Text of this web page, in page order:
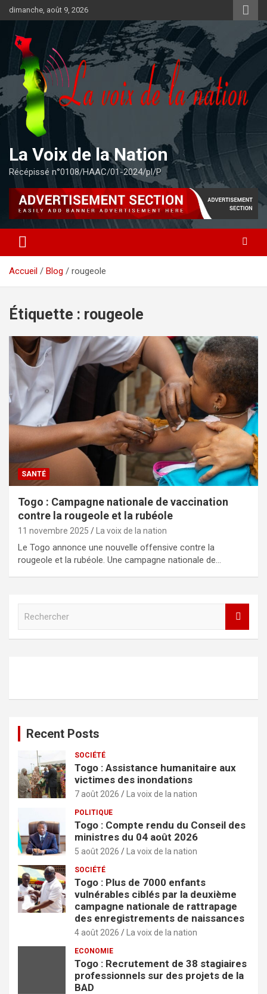
Aller
au
contenu
dimanche, août 9, 2026
La Voix de la Nation
Récépissé n°0108/HAAC/01-2024/pl/P
Accueil Blog rougeole
Étiquette : rougeole
SANTÉ
Togo : Campagne nationale de vaccination
contre la rougeole et la rubéole
11 novembre 2025 La voix de la nation
Le Togo annonce une nouvelle offensive contre la
rougeole et la rubéole. Une campagne nationale de…
h
Recent Posts
SOCIÉTÉ
Togo : Assistance humanitaire aux
victimes des inondations
7 août 2026 La voix de la nation
POLITIQUE
Togo : Compte rendu du Conseil des
ministres du 04 août 2026
5 août 2026 La voix de la nation
SOCIÉTÉ
Togo : Plus de 7000 enfants
vulnérables ciblés par la deuxième
campagne nationale de rattrapage
des enregistrements de naissances
4 août 2026 La voix de la nation
ECONOMIE
Togo : Recrutement de 38 stagiaires
professionnels sur des projets de la
BAD